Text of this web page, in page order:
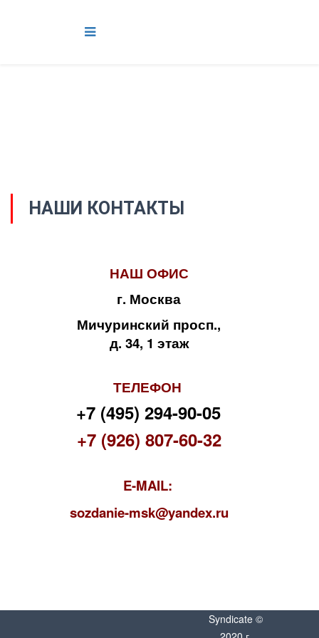
НАШИ КОНТАКТЫ
НАШ ОФИС
г. Москва
Мичуринский просп.,
д. 34, 1 этаж
ТЕЛЕФОН
+7 (495) 294-90-05
+7 (926) 807-60-32
E-MAIL:
sozdanie-msk@yandex.ru
Syndicate ©